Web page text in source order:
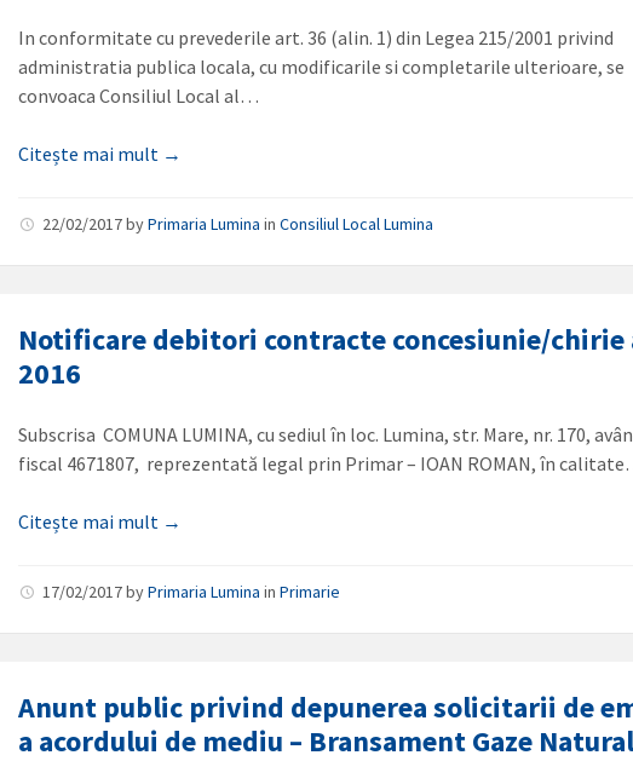
In conformitate cu prevederile art. 36 (alin. 1) din Legea 215/2001 privind
administratia publica locala, cu modificarile si completarile ulterioare, se
convoaca Consiliul Local al…
Citește mai mult →
22/02/2017byPrimaria Lumina inConsiliul Local Lumina
Notificare debitori contracte concesiunie/chirie
2016
Subscrisa COMUNA LUMINA, cu sediul în loc. Lumina, str. Mare, nr. 170,
fiscal 4671807, reprezentată legal prin Primar – IOAN ROMAN, în
Citește mai mult →
17/02/2017byPrimaria Lumina inPrimarie
Anunt public privind depunerea solicitarii de
a acordului de mediu – Bransament Gaze